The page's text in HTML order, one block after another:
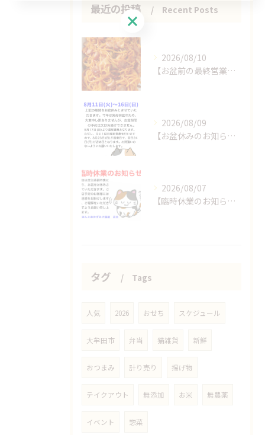
最近の投稿 Recent Posts
2026/08/10
【お盆前の最終営業日です！】
2026/08/09
【お盆休みのお知らせ】
2026/08/07
【臨時休業のお知らせ】
タグ Tags
人気 2026 おせち スケジュール
大牟田市 弁当 猫雑貨 新鮮
おつまみ 計り売り 揚げ物
テイクアウト 無添加 お米 無農薬
イベント 惣菜
LINE登録はこちら